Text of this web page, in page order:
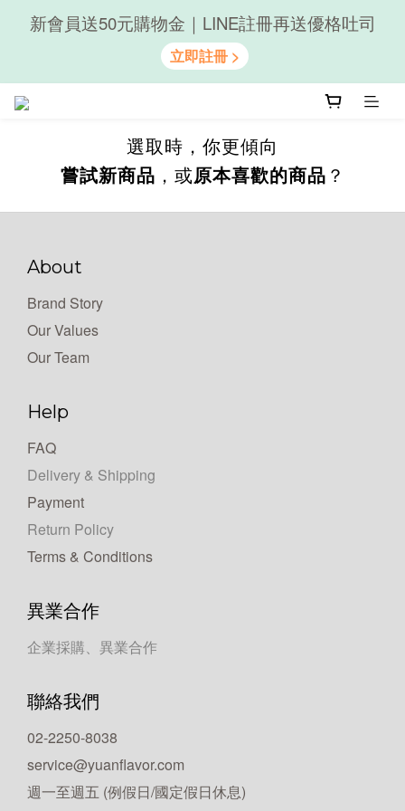
隨心享受｜貝果任選6組$899
新會員送50元購物金｜LINE註冊再送優格吐司
選取時，你更傾向
嘗試新商品 ，或原本喜歡的商品 ？
About
Brand Story
Our Values
Our Team
Help
FAQ
Delivery & Shipping
Payment
Return Policy
Terms & Conditions
異業合作
企業採購、異業合作
聯絡我們
02-2250-8038
service@yuanflavor.com
週一至週五 (例假日/國定假日休息)